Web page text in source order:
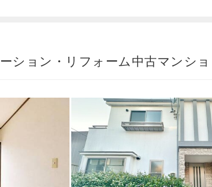
ション・リフォーム中古マンシ